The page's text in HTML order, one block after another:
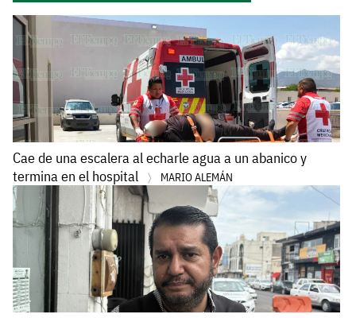
Cae de una escalera al echarle agua a un abanico y
termina en el hospital
MARIO ALEMÁN